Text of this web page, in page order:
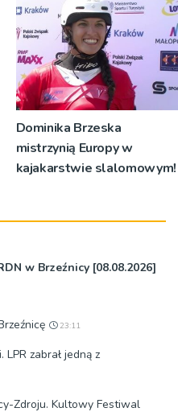
Dominika Brzeska
mistrzynią Europy w
kajakarstwie slalomowym!
w Brzeźnicy [08.08.2026]
23:11
zabrał jedną z
Zdroju. Kultowy Festiwal